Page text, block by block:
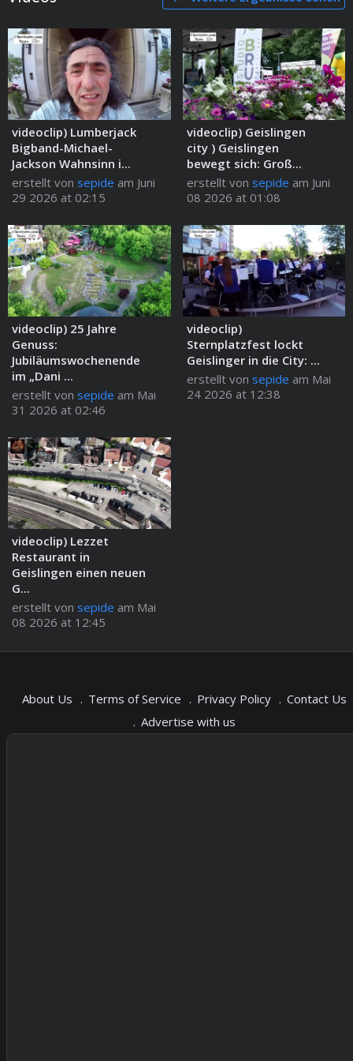
videoclip) Lumberjack
Bigband-Michael-
Jackson Wahnsinn i...
erstellt von sepide am Juni
29 2026 at 02:15
videoclip) Geislingen
city ) Geislingen
bewegt sich: Groß...
erstellt von sepide am Juni
08 2026 at 01:08
videoclip) 25 Jahre
Genuss:
Jubiläumswochenende
im „Dani ...
erstellt von sepide am Mai
31 2026 at 02:46
videoclip)
Sternplatzfest lockt
Geislinger in die City: ...
erstellt von sepide am Mai
24 2026 at 12:38
videoclip) Lezzet
Restaurant in
Geislingen einen neuen
G...
erstellt von sepide am Mai
08 2026 at 12:45
About Us Terms of Service Privacy Policy
Contact Us
Advertise with us